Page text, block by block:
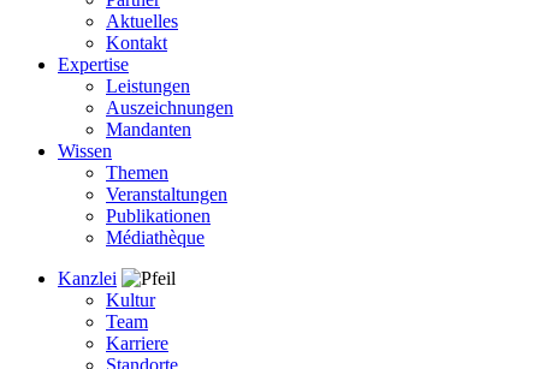
Aktuelles
Kontakt
Expertise
Leistungen
Auszeichnungen
Mandanten
Wissen
Themen
Veranstaltungen
Publikationen
Médiathèque
Kanzlei
Kultur
Team
Karriere
Standorte